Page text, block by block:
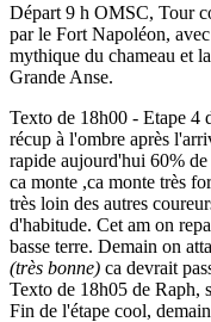
Départ 9 h OMSC, Tour
par le Fort Napoléon,
mythique du chameau et
Grande Anse.
Texto de 18h00 - Etape 4
récup à l'ombre après
rapide aujourd'hui 60% de
ca monte ,ca monte très
très loin des autres
d'habitude. Cet am on
basse terre. Demain on
(très bonne) ca devrait
Texto de 18h05 de Raph,
Fin de l'étape cool,